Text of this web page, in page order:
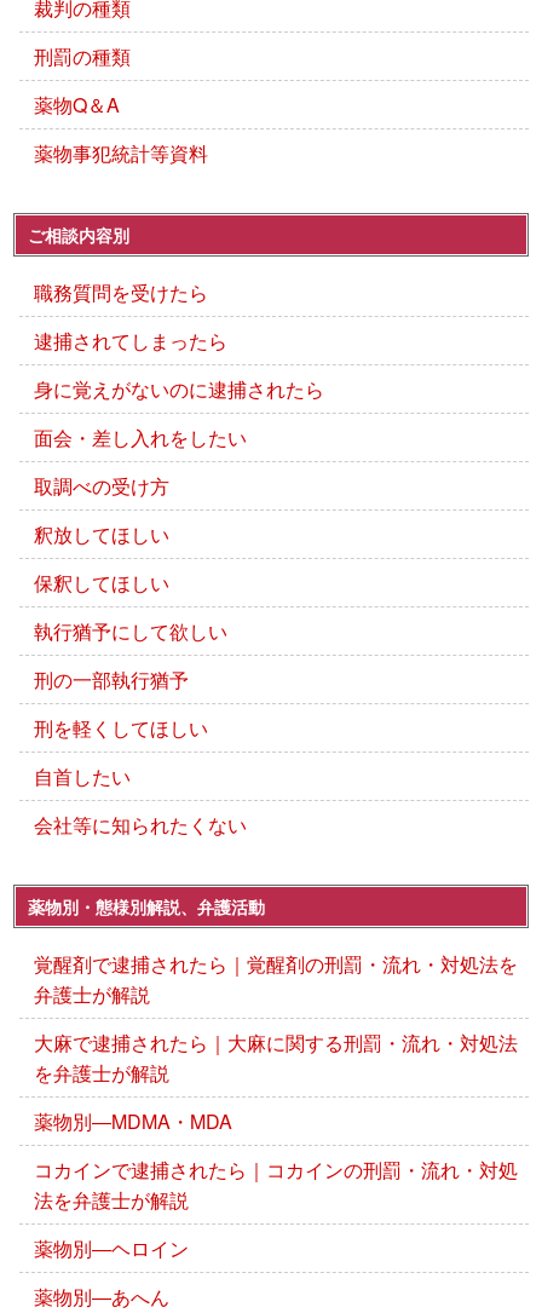
裁判の種類
刑罰の種類
薬物Q＆A
薬物事犯統計等資料
ご相談内容別
職務質問を受けたら
逮捕されてしまったら
身に覚えがないのに逮捕されたら
面会・差し入れをしたい
取調べの受け方
釈放してほしい
保釈してほしい
執行猶予にして欲しい
刑の一部執行猶予
刑を軽くしてほしい
自首したい
会社等に知られたくない
薬物別・態様別解説、弁護活動
覚醒剤で逮捕されたら｜覚醒剤の刑罰・流れ・対処法を
弁護士が解説
大麻で逮捕されたら｜大麻に関する刑罰・流れ・対処法
を弁護士が解説
薬物別―MDMA・MDA
コカインで逮捕されたら｜コカインの刑罰・流れ・対処
法を弁護士が解説
薬物別―ヘロイン
薬物別―あへん